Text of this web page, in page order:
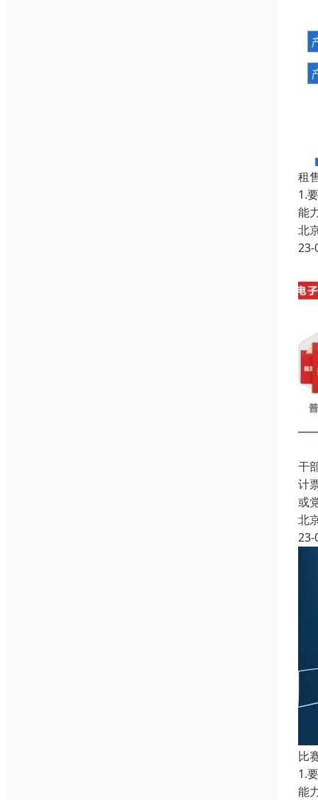
租
1.
能
北
23-
干
计
或
北
23-
比
1.
能